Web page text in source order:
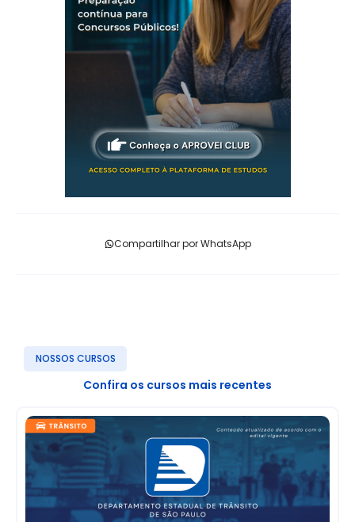
Compartilhar por WhatsApp
NOSSOS CURSOS
Confira os cursos mais recentes